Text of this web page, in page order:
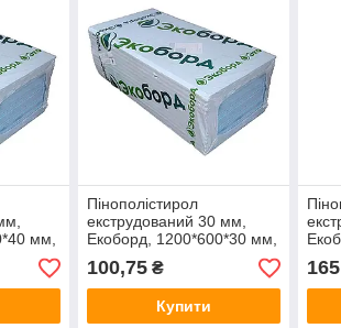
мм,
Пінополістирол
екструдований 30 мм,
Екоборд, 1200*600*30 мм,
14 лист/уп, 0,3024 м.куб
100,75₴
Купити
8